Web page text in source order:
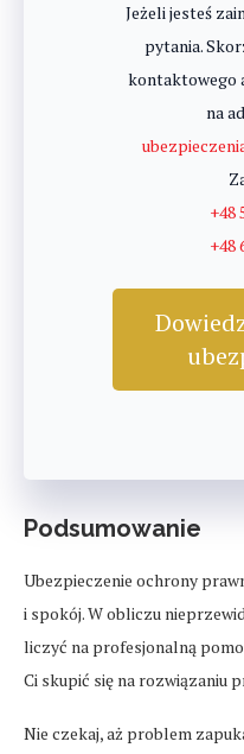
Jeżeli jesteś
pytania.
kontaktowego
na
+48
+48
Podsumowanie
Ubezpieczenie ochrony
i spokój. W obliczu
liczyć na profesjonalną
Ci skupić się na rozwiązaniu
Nie czekaj, aż problem